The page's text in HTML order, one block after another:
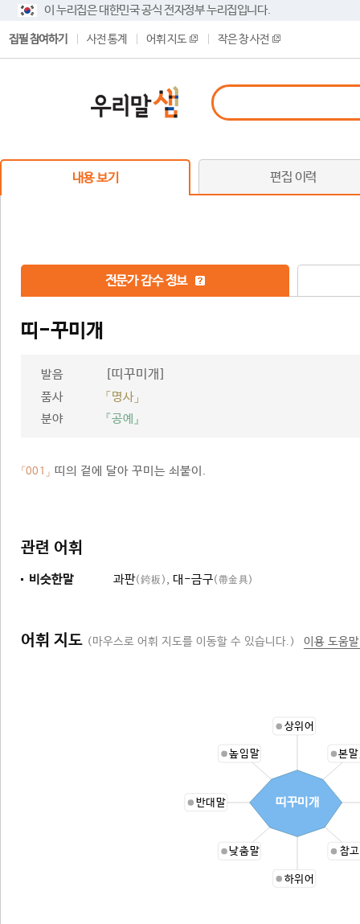
이 누리집은 대한민국 공식 전자정부 누리집입니다.
집필 참여하기 사전 통계 어휘 지도 작은 창 사전
내용 보기 편집 이력
전문가 감수 정보
띠-꾸미개
발음 [띠꾸미개]
품사
「명사」
분야
『공예』
「001」 띠의 겉에 달아 꾸미는 쇠붙이.
관련 어휘
비슷한말 과판(銙板) , 대-금구(帶金具)
어휘 지도 (마우스로 어휘 지도를 이동할 수 있습니다.) 이용 도움
상위어
본
참
하위어
낮춤말
반대말
높임말
띠꾸미개